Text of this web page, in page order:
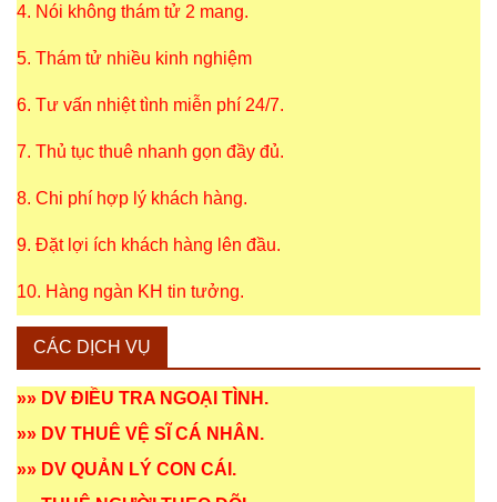
4. Nói không thám tử 2 mang.
5. Thám tử nhiều kinh nghiệm
6. Tư vấn nhiệt tình miễn phí 24/7.
7. Thủ tục thuê nhanh gọn đầy đủ.
8. Chi phí hợp lý khách hàng.
9. Đặt lợi ích khách hàng lên đầu.
10. Hàng ngàn KH tin tưởng.
CÁC DỊCH VỤ
»» DV ĐIỀU TRA NGOẠI TÌNH .
»» DV THUÊ VỆ SĨ CÁ NHÂN .
»» DV QUẢN LÝ CON CÁI .